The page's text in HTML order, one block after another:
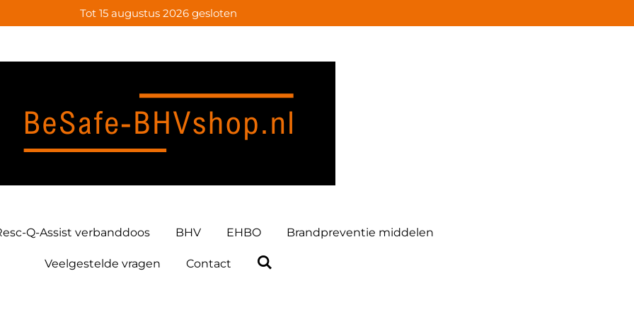
Tot 15 augustus 2026 gesloten
Q-Assist verbanddoos BHV EHBO Brandpreventie middelen
Veelgestelde vragen Contact